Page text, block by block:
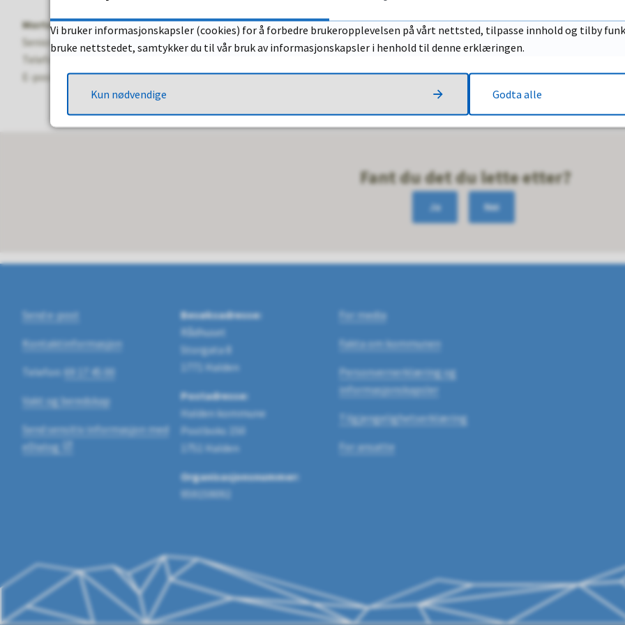
Morten Nilsen
Seniorrådgiver kommunikasjon
Telefon:
E-post:
morten.nilsen@halden.kommune.no
Fant du det du lette etter?
Ja Nei
Send e-post
Kontaktinformasjon
Telefon: 69 17 45 00
Vakt og beredskap
Send sensitiv informasjon med
eDialog
Besøksadresse:
Rådhuset
Storgata 8
1771 Halden
Postadresse:
Halden kommune
Postboks 150
1751 Halden
Organisasjonsnummer:
959159092
For media
Fakta om kommunen
Personvernerklæring og
informasjonskapsler
Tilgjengelighetserklæring
For ansatte
Vi bruker informasjonskapsler (cookies) for å forbedre brukeropplevelsen på vårt nettsted, tilpasse innhold og tilby
bruke nettstedet, samtykker du til vår bruk av informasjonskapsler i henhold til denne erklæringen.
Kun nødvendige Godta alle